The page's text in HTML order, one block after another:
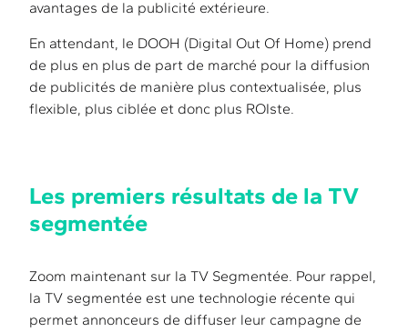
avantages de la publicité extérieure.
En attendant, le DOOH (Digital Out Of Home) prend
de plus en plus de part de marché pour la diffusion
de publicités de manière plus contextualisée, plus
flexible, plus ciblée et donc plus ROIste.
Les premiers résultats de la TV
segmentée
Zoom maintenant sur la TV Segmentée. Pour rappel,
la TV segmentée est une technologie récente qui
permet annonceurs de diffuser leur campagne de